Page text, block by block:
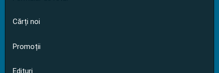
Cărți noi
Promoții
Edituri